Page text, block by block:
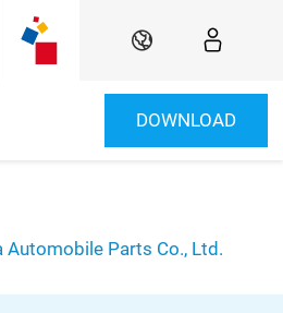
DE
DOWNLOAD
Automobile Parts Co., Ltd.